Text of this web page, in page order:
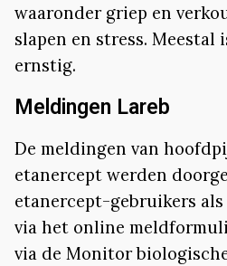
waaronder griep en
slapen en stress. Meestal
ernstig.
Meldingen Lareb
De meldingen van
etanercept werden
etanercept-gebruikers
via het online
via de Monitor